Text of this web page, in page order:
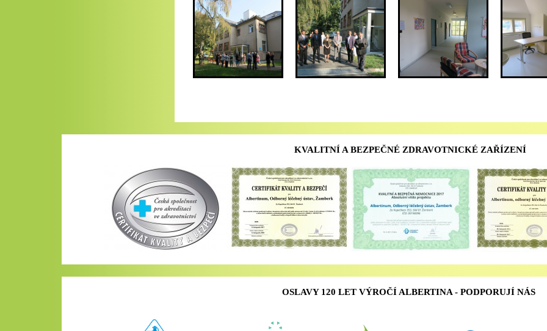
KVALITNÍ A BEZPEČNÉ ZDRAVOTNICKÉ ZAŘÍZENÍ
OSLAVY 120 LET VÝROČÍ ALBERTINA - PODPORUJÍ NÁS